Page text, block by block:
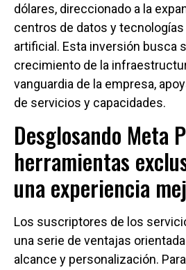
dólares, direccionado a la
centros de datos y
artificial. Esta inversión busca
crecimiento de la
vanguardia de la empresa,
de servicios y capacidades.
Desglosando Meta
herramientas
una experiencia
Los suscriptores de los
una serie de ventajas
alcance y personalización.